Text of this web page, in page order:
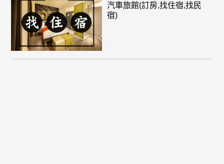
汽車旅館(訂房,找住宿,找民
宿)